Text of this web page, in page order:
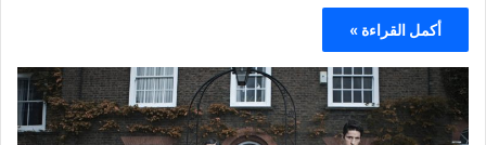
أكمل القراءة »